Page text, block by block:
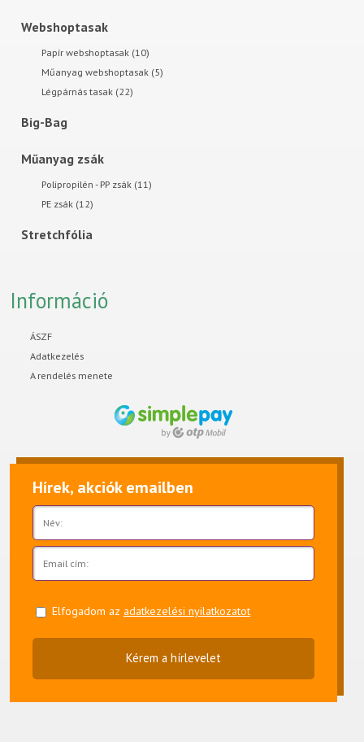
Webshoptasak
Papír webshoptasak (10)
Műanyag webshoptasak (5)
Légpárnás tasak (22)
Big-Bag
Műanyag zsák
Polipropilén - PP zsák (11)
PE zsák (12)
Stretchfólia
Információ
ÁSZF
Adatkezelés
A rendelés menete
Hírek, akciók emailben
Elfogadom az adatkezelési nyilatkozatot
Kérem a hírlevelet